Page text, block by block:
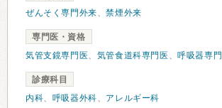
ぜんそく専門外来、禁煙外来
専門医・資格
気管支鏡専門医、 気管食道科専門医 、呼吸器専
診療科目
内科、 呼吸器外科、 アレルギー科